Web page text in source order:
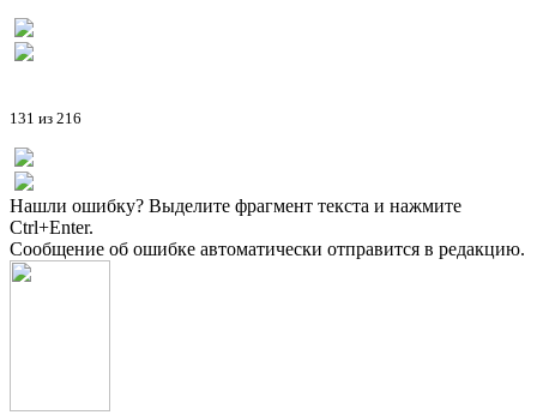
131 из 216
Нашли ошибку? Выделите фрагмент текста и нажмите
Ctrl+Enter.
Сообщение об ошибке автоматически отправится в редакцию.